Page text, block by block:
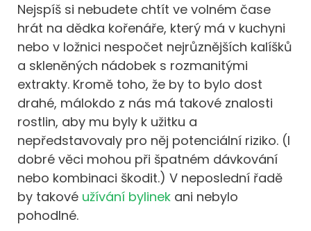
Nejspíš si nebudete chtít ve volném čase
hrát na dědka kořenáře, který má v kuchyni
nebo v ložnici nespočet nejrůznějších kalíšků
a skleněných nádobek s rozmanitými
extrakty. Kromě toho, že by to bylo dost
drahé, málokdo z nás má takové znalosti
rostlin, aby mu byly k užitku a
nepředstavovaly pro něj potenciální riziko. (I
dobré věci mohou při špatném dávkování
nebo kombinaci škodit.) V neposlední řadě
by takové užívání bylinek ani nebylo
pohodlné.